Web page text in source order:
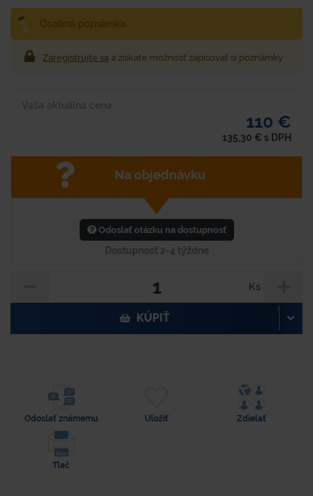
Zaregistrujte sa a získate možnosť zapisovať si poznámky
Vaša aktuálna cena
110 €
135,30 € s DPH
Na objednávku
Odoslať otázku na dostupnosť
Dostupnosť 2-4 týždne
Ks
KÚPIŤ
Odoslať známemu Uložiť Zdielať
Tlač